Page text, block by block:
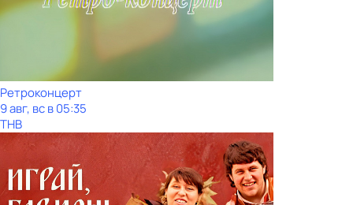
Ретроконцерт
9 авг, вс в 05:35
ТНВ